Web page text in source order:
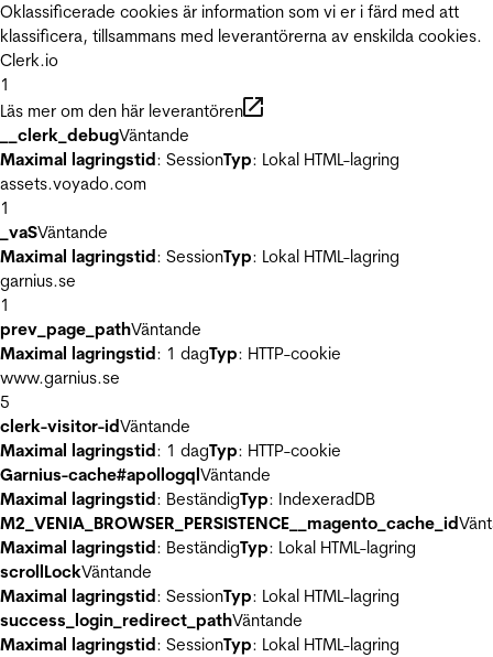
Oklassificerade cookies är information som vi er i färd med att
klassificera, tillsammans med leverantörerna av enskilda cookies.
Clerk.io
1
Läs mer om den här leverantören
__clerk_debugVäntande
Maximal lagringstid: SessionTyp: Lokal HTML-lagring
assets.voyado.com
1
_vaSVäntande
Maximal lagringstid: SessionTyp: Lokal HTML-lagring
garnius.se
1
prev_page_pathVäntande
Maximal lagringstid: 1 dagTyp: HTTP-cookie
www.garnius.se
5
clerk-visitor-idVäntande
Maximal lagringstid: 1 dagTyp: HTTP-cookie
Garnius-cache#apollogqlVäntande
Maximal lagringstid: BeständigTyp: IndexeradDB
M2_VENIA_BROWSER_PERSISTENCE__magento_cache_id
Maximal lagringstid: BeständigTyp: Lokal HTML-lagring
scrollLockVäntande
Maximal lagringstid: SessionTyp: Lokal HTML-lagring
success_login_redirect_pathVäntande
Maximal lagringstid: SessionTyp: Lokal HTML-lagring